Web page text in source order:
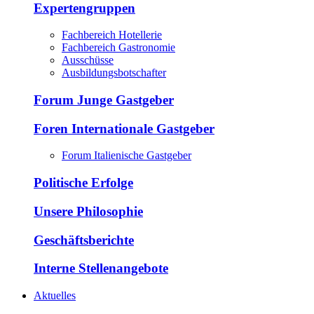
Expertengruppen
Fachbereich Hotellerie
Fachbereich Gastronomie
Ausschüsse
Ausbildungsbotschafter
Forum Junge Gastgeber
Foren Internationale Gastgeber
Forum Italienische Gastgeber
Politische Erfolge
Unsere Philosophie
Geschäftsberichte
Interne Stellenangebote
Aktuelles